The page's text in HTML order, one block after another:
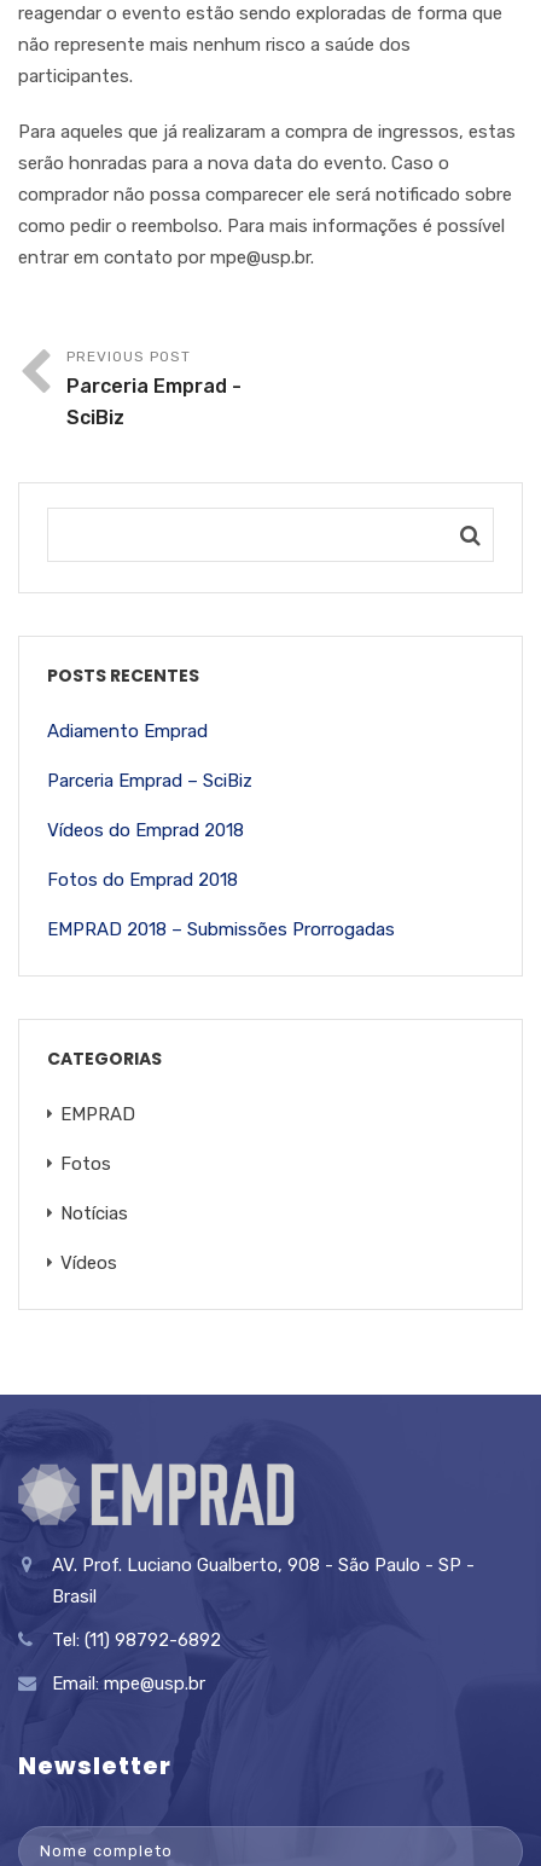
reagendar o evento estão sendo exploradas de forma que
não represente mais nenhum risco a saúde dos
participantes.
Para aqueles que já realizaram a compra de ingressos, estas
serão honradas para a nova data do evento. Caso o
comprador não possa comparecer ele será notificado sobre
como pedir o reembolso. Para mais informações é possível
entrar em contato por mpe@usp.br.
PREVIOUS POST
Parceria Emprad -
SciBiz
POSTS RECENTES
Adiamento Emprad
Parceria Emprad – SciBiz
Vídeos do Emprad 2018
Fotos do Emprad 2018
EMPRAD 2018 – Submissões Prorrogadas
CATEGORIAS
EMPRAD
Fotos
Notícias
Vídeos
AV. Prof. Luciano Gualberto, 908 - São Paulo - SP -
Brasil
Tel: (11) 98792-6892
Email: mpe@usp.br
Newsletter